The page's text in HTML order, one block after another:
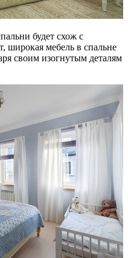
будет схож с
широкая мебель в спальне
своим изогнутым деталям